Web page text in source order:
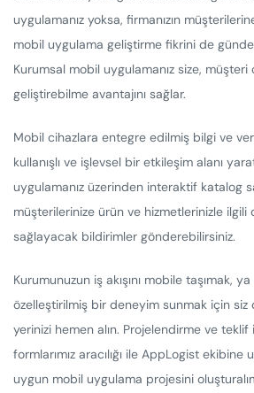
uygulamanız yoksa, firmanızın
mobil uygulama geliştirme fikrini de
Kurumsal mobil uygulamanız size, müşteri
geliştirebilme avantajını sağlar.
Mobil cihazlara entegre edilmiş bilgi ve
kullanışlı ve işlevsel bir etkileşim alanı
uygulamanız üzerinden interaktif katalog
müşterilerinize ürün ve hizmetlerinizle ilgili
sağlayacak bildirimler gönderebilirsiniz.
Kurumunuzun iş akışını mobile taşımak,
özelleştirilmiş bir deneyim sunmak için
yerinizi hemen alın. Projelendirme ve
formlarımız aracılığı ile AppLogist ekibine
uygun mobil uygulama projesini